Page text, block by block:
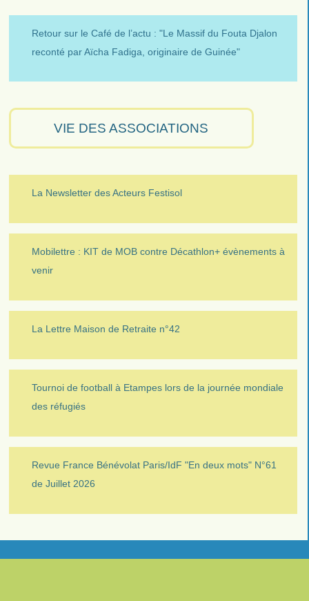
Retour sur le Café de l’actu : "Le Massif du Fouta Djalon
reconté par Aïcha Fadiga, originaire de Guinée"
VIE DES ASSOCIATIONS
La Newsletter des Acteurs Festisol
Mobilettre : KIT de MOB contre Décathlon+ évènements à
venir
La Lettre Maison de Retraite n°42
Tournoi de football à Etampes lors de la journée mondiale
des réfugiés
Revue France Bénévolat Paris/IdF "En deux mots" N°61
de Juillet 2026